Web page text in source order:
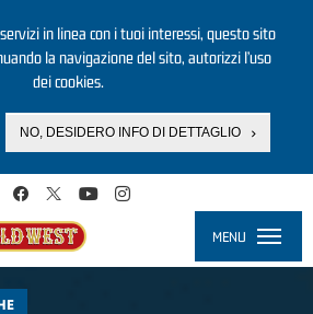
in linea con i tuoi interessi, questo sito
la navigazione del sito, autorizzi l’uso
dei cookies.
NO, DESIDERO INFO DI DETTAGLIO
MENU